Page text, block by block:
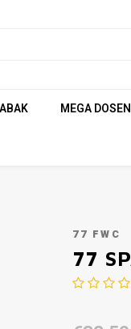
MEGA DOSEN
77 FWC
77